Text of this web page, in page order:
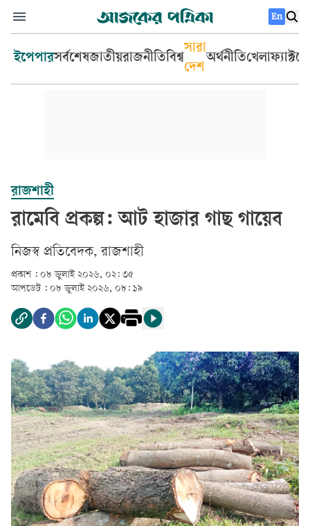
En
ইপেপারসর্বশেষজাতীয়রাজনীতিবিশ্ব
সারা
দেশ
অর্থনীতিখেলা
রাজশাহী
রামেবি প্রকল্প: আট হাজার গাছ গায়েব
নিজস্ব প্রতিবেদক, রাজশাহী
প্রকাশ : ০৮ জুলাই ২০২৬, ০২: ৩৫
আপডেট : ০৮ জুলাই ২০২৬, ০৮: ১৯